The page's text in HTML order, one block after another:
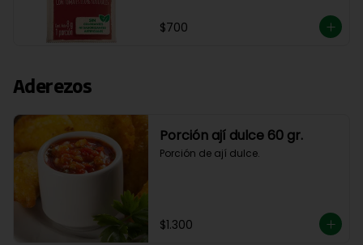
$700
Aderezos
Porción ají dulce 60 gr.
Porción de ají dulce.
$1.300